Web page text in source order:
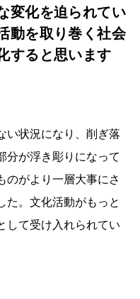
変化を迫られてい
動を取り巻く社会
すると思います
い状況になり、削ぎ落
分が浮き彫りになって
のがより一層大事にさ
た。文化活動がもっと
して受け入れられてい